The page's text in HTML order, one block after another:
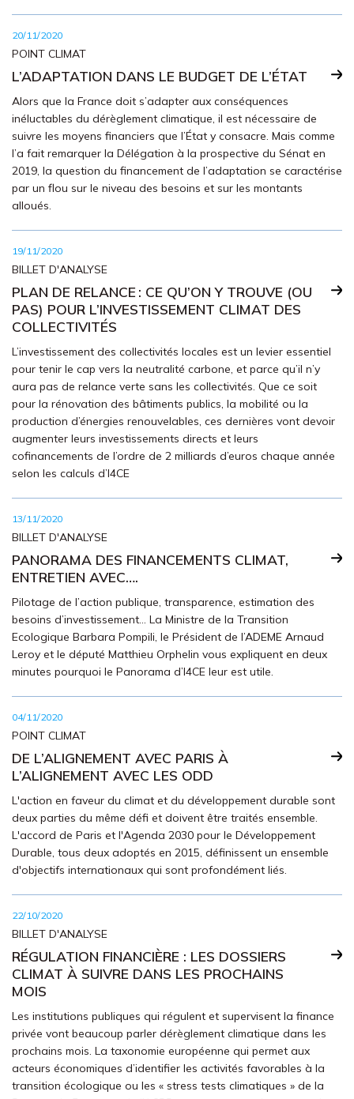
20/11/2020
POINT CLIMAT
L’ADAPTATION DANS LE BUDGET DE L’ÉTAT
Alors que la France doit s’adapter aux conséquences
inéluctables du dérèglement climatique, il est nécessaire de
suivre les moyens financiers que l’État y consacre. Mais comme
l’a fait remarquer la Délégation à la prospective du Sénat en
2019, la question du financement de l’adaptation se caractérise
par un flou sur le niveau des besoins et sur les montants
alloués.
19/11/2020
BILLET D'ANALYSE
PLAN DE RELANCE : CE QU’ON Y TROUVE (OU
PAS) POUR L’INVESTISSEMENT CLIMAT DES
COLLECTIVITÉS
L’investissement des collectivités locales est un levier essentiel
pour tenir le cap vers la neutralité carbone, et parce qu’il n’y
aura pas de relance verte sans les collectivités. Que ce soit
pour la rénovation des bâtiments publics, la mobilité ou la
production d’énergies renouvelables, ces dernières vont devoir
augmenter leurs investissements directs et leurs
cofinancements de l’ordre de 2 milliards d’euros chaque année
selon les calculs d’I4CE
13/11/2020
BILLET D'ANALYSE
PANORAMA DES FINANCEMENTS CLIMAT,
ENTRETIEN AVEC….
Pilotage de l’action publique, transparence, estimation des
besoins d’investissement… La Ministre de la Transition
Ecologique Barbara Pompili, le Président de l’ADEME Arnaud
Leroy et le député Matthieu Orphelin vous expliquent en deux
minutes pourquoi le Panorama d’I4CE leur est utile.
04/11/2020
POINT CLIMAT
DE L’ALIGNEMENT AVEC PARIS À
L’ALIGNEMENT AVEC LES ODD
L'action en faveur du climat et du développement durable sont
deux parties du même défi et doivent être traités ensemble.
L'accord de Paris et l'Agenda 2030 pour le Développement
Durable, tous deux adoptés en 2015, définissent un ensemble
d'objectifs internationaux qui sont profondément liés.
22/10/2020
BILLET D'ANALYSE
RÉGULATION FINANCIÈRE : LES DOSSIERS
CLIMAT À SUIVRE DANS LES PROCHAINS
MOIS
Les institutions publiques qui régulent et supervisent la finance
privée vont beaucoup parler dérèglement climatique dans les
prochains mois. La taxonomie européenne qui permet aux
acteurs économiques d’identifier les activités favorables à la
transition écologique ou les « stress tests climatiques » de la